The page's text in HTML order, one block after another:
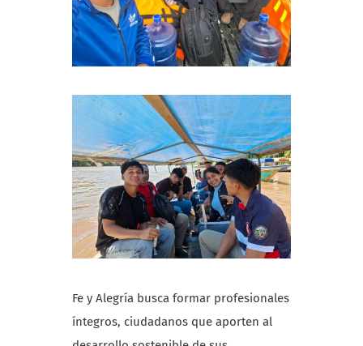
Fe y Alegría busca formar profesionales
íntegros, ciudadanos que aporten al